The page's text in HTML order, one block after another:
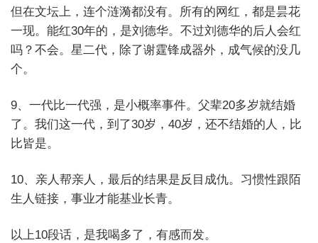
但在文坛上，连个涟漪都没有。所有的网红，都是昙花
一现。能红30年的，是刘德华。不过刘德华的后人会红
吗？不会。星二代，除了谢霆锋成器外，成气候的没几
个。
9、一代比一代强，是小概率事件。父辈20多岁就结婚
了。我们这一代，到了30岁，40岁，还不结婚的人，比
比皆是。
10、亲人帮亲人，最后的结果是反目成仇。习惯性跟陌
生人链接，事业才能基业长青。
以上10段话，是我喝多了，有感而发。